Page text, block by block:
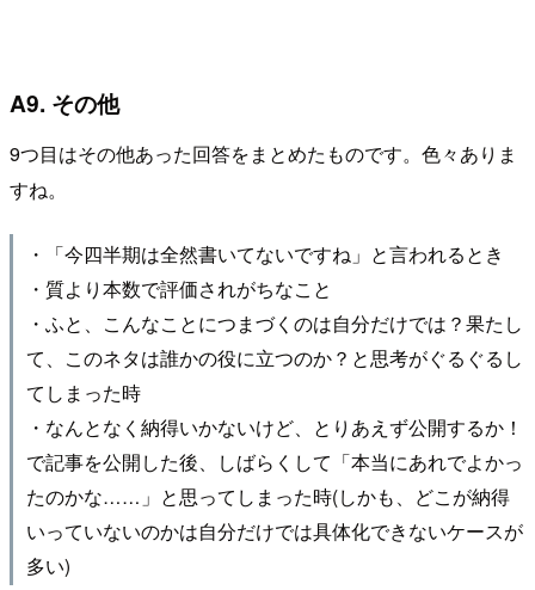
A9. その他
9つ目はその他あった回答をまとめたものです。色々ありま
すね。
・「今四半期は全然書いてないですね」と言われるとき
・質より本数で評価されがちなこと
・ふと、こんなことにつまづくのは自分だけでは？果たし
て、このネタは誰かの役に立つのか？と思考がぐるぐるし
てしまった時
・なんとなく納得いかないけど、とりあえず公開するか！
で記事を公開した後、しばらくして「本当にあれでよかっ
たのかな……」と思ってしまった時(しかも、どこが納得
いっていないのかは自分だけでは具体化できないケースが
多い)